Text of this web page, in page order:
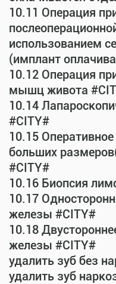
10.11 Операция
использованием
(имплант
10.12 Операция
мышц живота
10.14
#CITY#
10.15
больших
#CITY#
10.16 Биопсия
10.17
железы #CITY#
10.18
железы #CITY#
удалить зуб без
удалить зуб